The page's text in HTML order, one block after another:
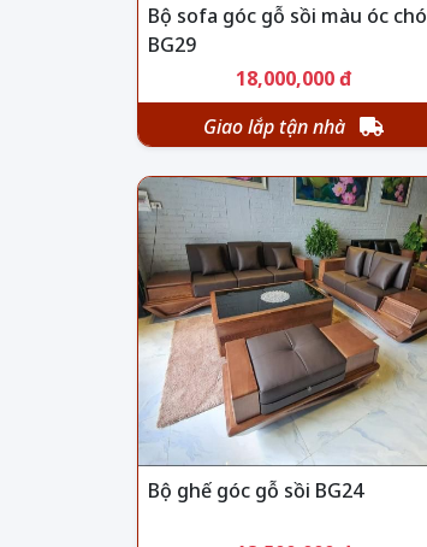
Bộ sofa góc gỗ sồi màu óc chó
BG29
18,000,000 đ
Giao lắp tận nhà
Bộ ghế góc gỗ sồi BG24